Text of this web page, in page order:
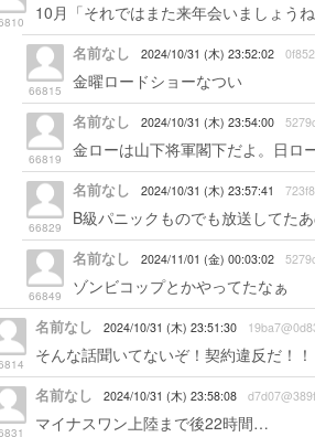
10月「それではまた来年会いましょう
66815
名前なし 2024/10/31 (木) 23:52:02
金曜ロードショーなつい
66819
名前なし 2024/10/31 (木) 23:54:00
金ローは山下将軍閣下だよ。日ロ
66829
名前なし 2024/10/31 (木) 23:57:41
B級パニックものでも放送してた
66849
名前なし 2024/11/01 (金) 00:03:02
ゾンビコップとかやってたなぁ
名前なし 2024/10/31 (木) 23:51:30
そんな話聞いてないぞ！契約違反だ！！
名前なし 2024/10/31 (木) 23:58:08
マイナスワン上陸まで後22時間…